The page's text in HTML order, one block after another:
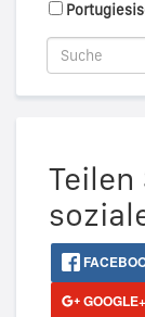
Teilen
GOOGLE+